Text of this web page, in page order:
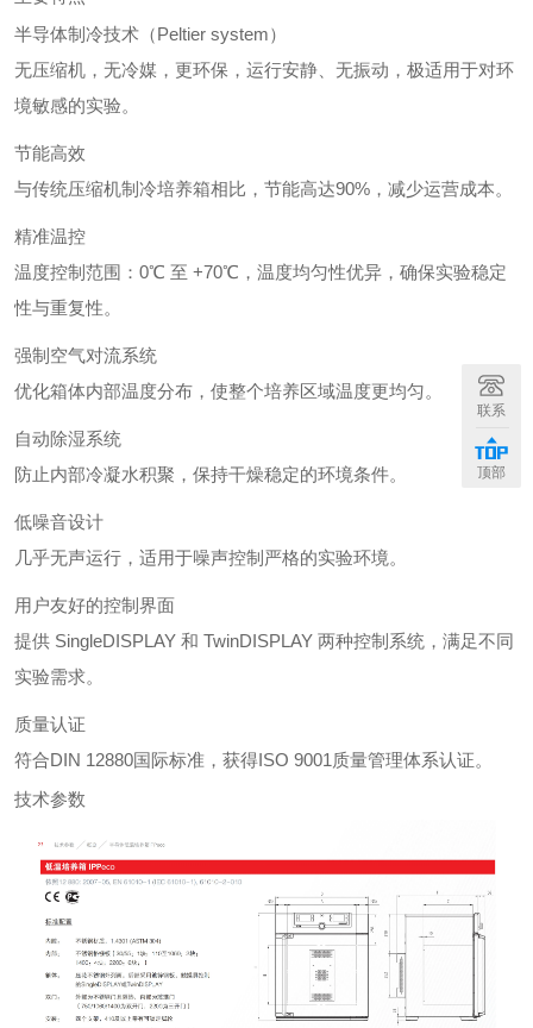
半导体制冷技术（Peltier system）
无压缩机，无冷媒，更环保，运行安静、无振动，极适用于对环
境敏感的实验。
节能高效
与传统压缩机制冷培养箱相比，节能高达90%，减少运营成本。
精准温控
温度控制范围：0℃ 至 +70℃，温度均匀性优异，确保实验稳定
性与重复性。
强制空气对流系统
优化箱体内部温度分布，使整个培养区域温度更均匀。
自动除湿系统
防止内部冷凝水积聚，保持干燥稳定的环境条件。
低噪音设计
几乎无声运行，适用于噪声控制严格的实验环境。
用户友好的控制界面
提供 SingleDISPLAY 和 TwinDISPLAY 两种控制系统，满足不同
实验需求。
质量认证
符合DIN 12880国际标准，获得ISO 9001质量管理体系认证。
技术参数
联系
顶部